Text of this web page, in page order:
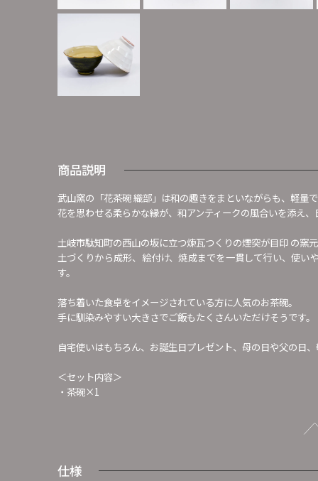
商品説明
武山窯の「花茶碗 織部」は和の趣きをまといながらも、軽量
花を思わせる柔らかな縁が、和アンティークの風合いを添え
土岐市駄知町の西山の坂に立つ煉瓦つくりの煙突が目印 の窯
土づくりから成形、絵付け、焼成までを一貫して行い、使
す。
落ち着いた食卓をイメージされている方に人気のお茶碗。
手に馴染みやすい大きさでご飯もたくさんいただけそうです。
自宅使いはもちろん、お誕生日プレゼント、母の日や父の日
＜セット内容＞
・茶碗×1
仕様